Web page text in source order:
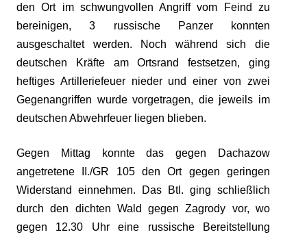
den Ort im schwungvollen Angriff vom Feind zu
bereinigen, 3 russische Panzer konnten
ausgeschaltet werden. Noch während sich die
deutschen Kräfte am Ortsrand festsetzen, ging
heftiges Artilleriefeuer nieder und einer von zwei
Gegenangriffen wurde vorgetragen, die jeweils im
deutschen Abwehrfeuer liegen blieben.
Gegen Mittag konnte das gegen Dachazow
angetretene II./GR 105 den Ort gegen geringen
Widerstand einnehmen. Das Btl. ging schließlich
durch den dichten Wald gegen Zagrody vor, wo
gegen 12.30 Uhr eine russische Bereitstellung